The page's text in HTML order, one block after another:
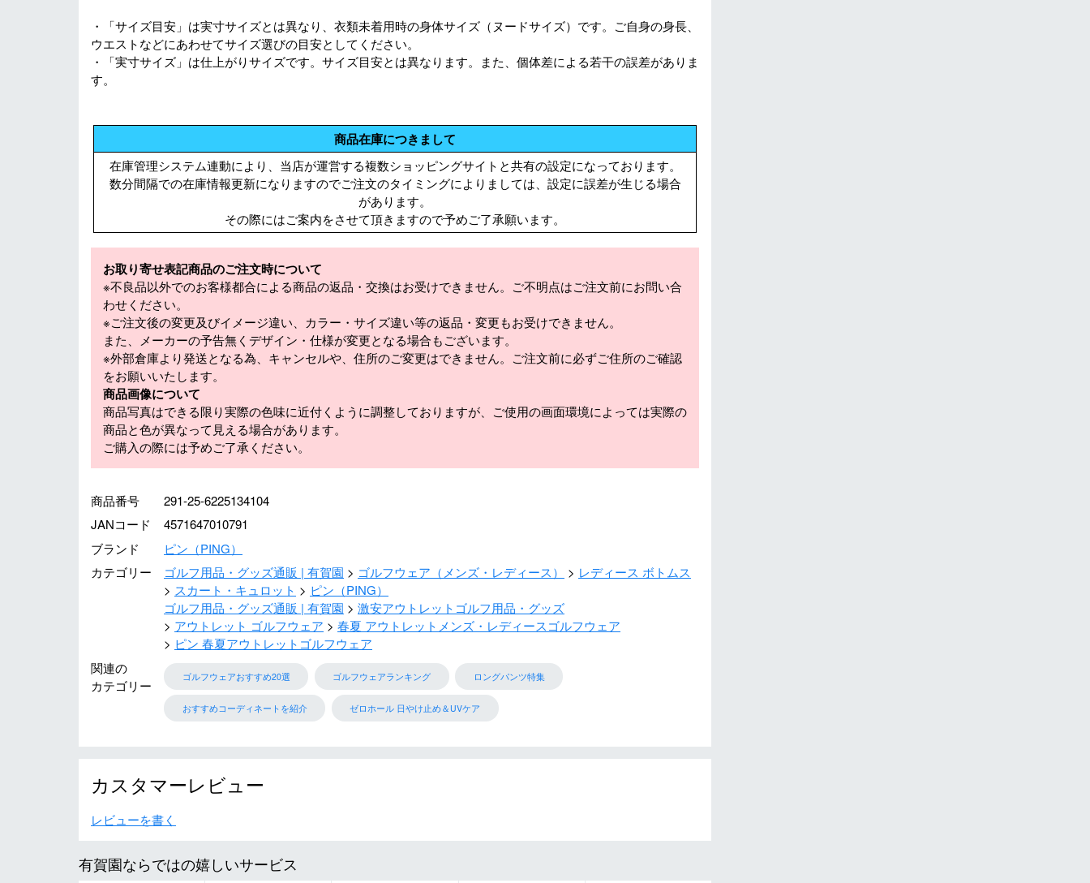
・「サイズ目安」は実寸サイズとは異なり、衣類未着用時の身体サイズ（ヌードサイズ）です。ご自身の身長、
ウエストなどにあわせてサイズ選びの目安としてください。
・「実寸サイズ」は仕上がりサイズです。サイズ目安とは異なります。また、個体差による若干の誤差がありま
す。
商品在庫につきまして
在庫管理システム連動により、当店が運営する複数ショッピングサイトと共有の設定になっております。
数分間隔での在庫情報更新になりますのでご注文のタイミングによりましては、設定に誤差が生じる場合
があります。
その際にはご案内をさせて頂きますので予めご了承願います。
お取り寄せ表記商品のご注文時について
※不良品以外でのお客様都合による商品の返品・交換はお受けできません。ご不明点はご注文前にお問い合
わせください。
※ご注文後の変更及びイメージ違い、カラー・サイズ違い等の返品・変更もお受けできません。
また、メーカーの予告無くデザイン・仕様が変更となる場合もございます。
※外部倉庫より発送となる為、キャンセルや、住所のご変更はできません。ご注文前に必ずご住所のご確認
をお願いいたします。
商品画像について
商品写真はできる限り実際の色味に近付くように調整しておりますが、ご使用の画面環境によっては実際の
商品と色が異なって見える場合があります。
ご購入の際には予めご了承ください。
商品番号
291-25-6225134104
JANコード
4571647010791
ブランド
ピン（PING）
カテゴリー
ゴルフ用品・グッズ通販 | 有賀園 ゴルフウェア（メンズ・レディース）
レディース ボトムス
スカート・キュロット
ピン（PING）
ゴルフ用品・グッズ通販 | 有賀園
激安アウトレットゴルフ用品・グッズ
アウトレット ゴルフウェア
春夏 アウトレットメンズ・レディースゴルフウェア
ピン 春夏アウトレットゴルフウェア
関連の
カテゴリー
ゴルフウェアおすすめ20選 ゴルフウェアランキング ロングパンツ特集
おすすめコーディネートを紹介 ゼロホール 日やけ止め＆UVケア
カスタマーレビュー
レビューを書く
有賀園ならではの嬉しいサービス